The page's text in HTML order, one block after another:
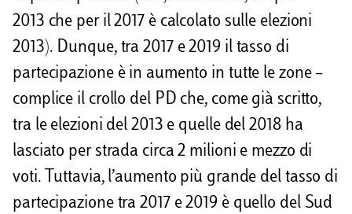
2013 che per il 2017 è calcolato sulle elezioni
2013). Dunque, tra 2017 e 2019 il tasso di
partecipazione è in aumento in tutte le zone –
complice il crollo del PD che, come già scritto,
tra le elezioni del 2013 e quelle del 2018 ha
lasciato per strada circa 2 milioni e mezzo di
voti. Tuttavia, l’aumento più grande del tasso di
partecipazione tra 2017 e 2019 è quello del Sud